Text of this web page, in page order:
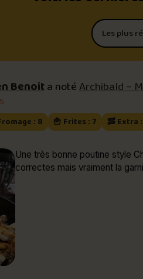
Benoita notéArchibald –
: 8 🍟 Frites : 7 🥓 Extra
Une très bonne poutine style
correctes mais vraiment la